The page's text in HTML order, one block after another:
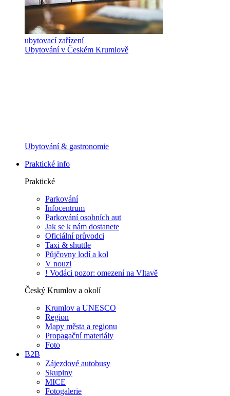
ubytovací zařízení
Ubytování v Českém Krumlově
Ubytování & gastronomie
Praktické info
Praktické
Parkování
Infocentrum
Parkování osobních aut
Jak se k nám dostanete
Oficiální průvodci
Taxi & shuttle
Půjčovny lodí a kol
V nouzi
! Vodáci pozor: omezení na Vltavě
Český Krumlov a okolí
Krumlov a UNESCO
Region
Mapy města a regionu
Propagační materiály
Foto
B2B
Zájezdové autobusy
Skupiny
MICE
Fotogalerie